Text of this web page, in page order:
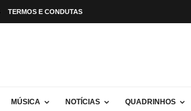
TERMOS E CONDUTAS
MÚSICA NOTÍCIAS QUADRINHOS